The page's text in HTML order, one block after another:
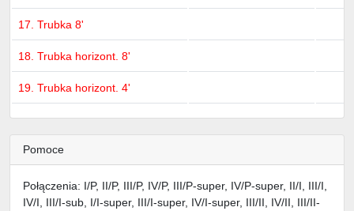
17. Trubka 8'
18. Trubka horizont. 8'
19. Trubka horizont. 4'
Pomoce
Połączenia: I/P, II/P, III/P, IV/P, III/P-super, IV/P-super, II/I, III/I,
IV/I, III/I-sub, I/I-super, III/I-super, IV/I-super, III/II, IV/II, III/II-